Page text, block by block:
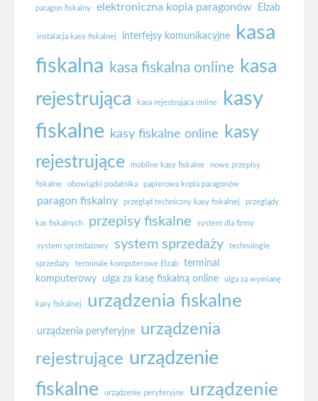
paragon fiskalny elektroniczna kopia paragonów Elzab
instalacja kasy fiskalnej interfejsy komunikacyjne
kasa
fiskalna kasa fiskalna online kasa
rejestrująca
kasa rejestrująca online
kasy
fiskalne kasy fiskalne online
kasy
rejestrujące
mobilne kasy fiskalne nowe przepisy
fiskalne obowiązki podatnika papierowa kopia paragonów
paragon fiskalny przegląd techniczny kasy fiskalnej przeglądy
kas fiskalnych przepisy fiskalne system dla firmy
system sprzedażowy system sprzedaży technologie
sprzedaży terminale komputerowe Elzab
terminal
komputerowy
ulga za kasę fiskalną online ulga za wymianę
kasy fiskalnej urządzenia fiskalne
urządzenia peryferyjne
urządzenia
rejestrujące urządzenie
fiskalne
urządzenie peryferyjne urządzenie